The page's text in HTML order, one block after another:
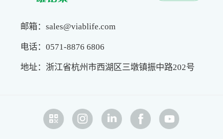
邮箱：sales@viablife.com
电话：0571-8876 6806
地址：浙江省杭州市西湖区三墩镇振中路202号